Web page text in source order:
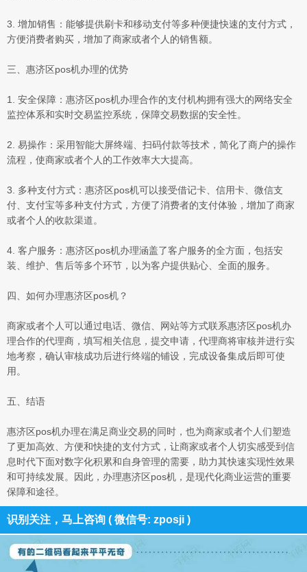
3. 增加销售：能够提供刷卡和移动支付等多种便捷快速的支付方式，
方便消费者购买，增加了商家或者个人的销售额。
三、惠济区pos机办理的优势
1. 安全保障：惠济区pos机办理合作的支付机构拥有强大的网络安全
监控体系和实时交易监控系统，保障交易数据的安全性。
2. 易操作：采用智能大屏终端、扫码付款等技术，简化了商户的操作
流程，使商家或者个人的工作效率大大提高。
3. 多种支付方式：惠济区pos机可以接受借记卡、信用卡、微信支
付、支付宝等多种支付方式，方便了消费者的支付体验，增加了商家
或者个人的收款渠道。
4. 客户服务：惠济区pos机办理涵盖了客户服务的全方面，包括安
装、维护、售后等多个环节，以为客户提供贴心、全面的服务。
四、如何办理惠济区pos机？
商家或者个人可以通过电话、微信、网站等方式联系惠济区pos机办
理合作的代理商，填写相关信息，提交申请，代理商将审核并进行实
地考察，确认审核成功后进行终端的铺设，完成设备集成后即可使
用。
五、结语
惠济区pos机办理在满足商业交易的同时，也为商家或者个人们塑造
了更加高效、方便和快捷的支付方式，让商家或者个人切实感受到信
息时代下面对数字化积累和自身管理的需要，助力其快速实现性效果
和可持续发展。因此，办理惠济区pos机，是现代化商业运营的重要
保障和途径。
识别关注，马上咨询 ( 微信号: zposji )